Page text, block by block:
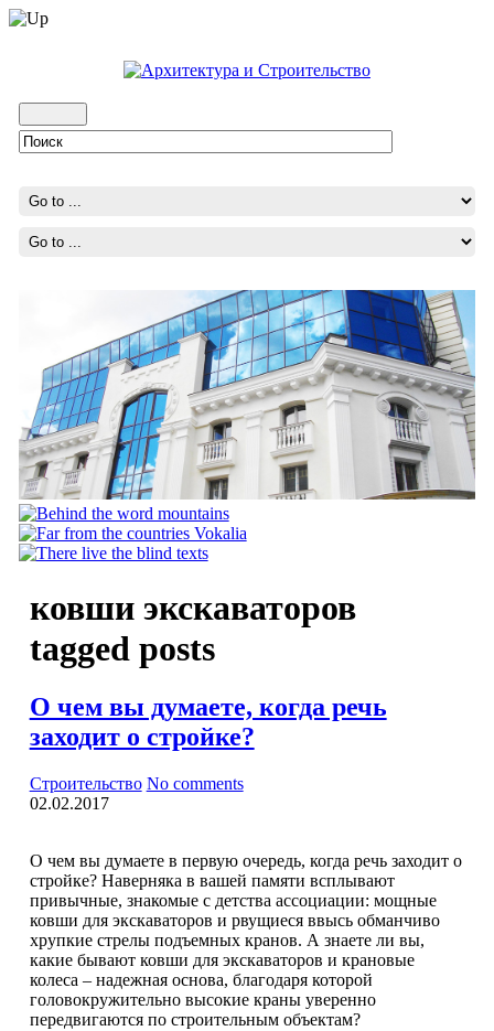
ковши экскаваторов
tagged posts
О чем вы думаете, когда речь
заходит о стройке?
Строительство No comments
02.02.2017
О чем вы думаете в первую очередь, когда речь заходит о
стройке? Наверняка в вашей памяти всплывают
привычные, знакомые с детства ассоциации: мощные
ковши для экскаваторов и рвущиеся ввысь обманчиво
хрупкие стрелы подъемных кранов. А знаете ли вы,
какие бывают ковши для экскаваторов и крановые
колеса – надежная основа, благодаря которой
головокружительно высокие краны уверенно
передвигаются по строительным объектам?